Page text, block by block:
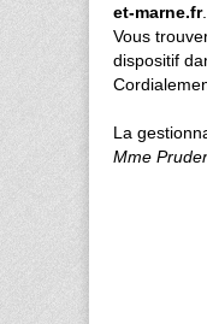
et-marne.fr.
Vous
dispositif
La
Mme